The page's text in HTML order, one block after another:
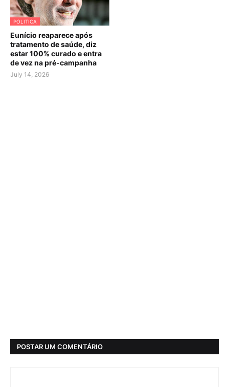
POLITICA
Eunício reaparece após
tratamento de saúde, diz
estar 100% curado e entra
de vez na pré-campanha
July 14, 2026
POSTAR UM COMENTÁRIO